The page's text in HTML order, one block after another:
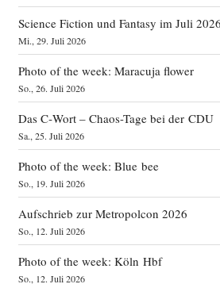
Science Fiction und Fantasy im Juli
Mi., 29. Juli 2026
Photo of the week: Maracuja flower
So., 26. Juli 2026
Das C‑Wort – Chaos-Tage bei der CDU
Sa., 25. Juli 2026
Photo of the week: Blue bee
So., 19. Juli 2026
Aufschrieb zur Metropolcon 2026
So., 12. Juli 2026
Photo of the week: Köln Hbf
So., 12. Juli 2026